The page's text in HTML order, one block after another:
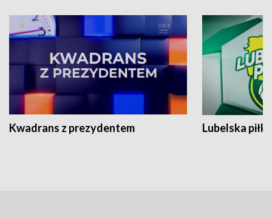
Kwadrans z prezydentem Lubelska piłka